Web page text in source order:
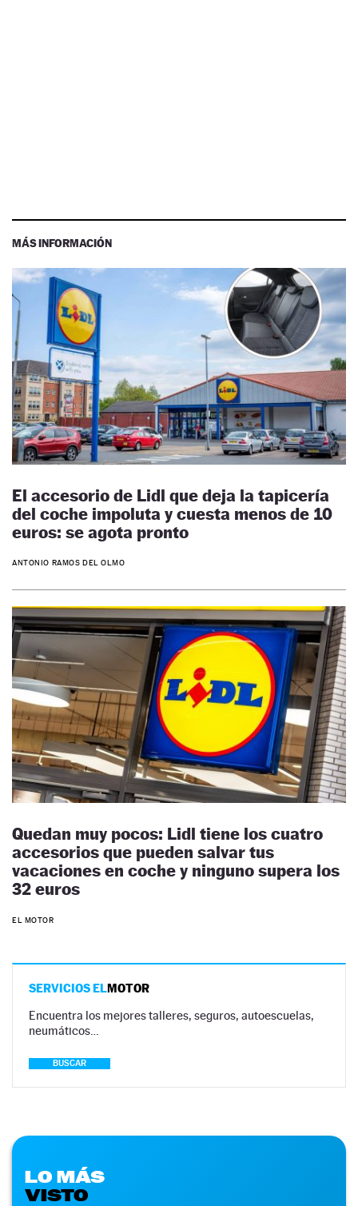
MÁS INFORMACIÓN
El accesorio de Lidl que deja la tapicería
del coche impoluta y cuesta menos de 10
euros: se agota pronto
ANTONIO RAMOS DEL OLMO
Quedan muy pocos: Lidl tiene los cuatro
accesorios que pueden salvar tus
vacaciones en coche y ninguno supera los
32 euros
EL MOTOR
SERVICIOS ELMOTOR
Encuentra los mejores talleres, seguros, autoescuelas,
neumáticos…
BUSCAR
LO MÁS
VISTO